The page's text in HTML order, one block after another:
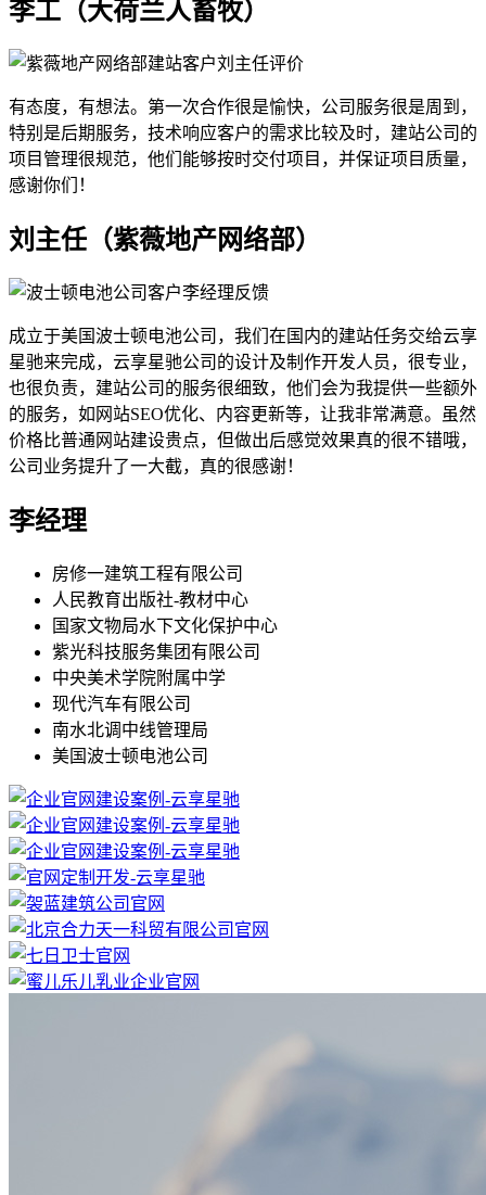
李工（大荷兰人畜牧）
有态度，有想法。第一次合作很是愉快，公司服务很是周到，
特别是后期服务，技术响应客户的需求比较及时，建站公司的
项目管理很规范，他们能够按时交付项目，并保证项目质量，
感谢你们！
刘主任（紫薇地产网络部）
成立于美国波士顿电池公司，我们在国内的建站任务交给云享
星驰来完成，云享星驰公司的设计及制作开发人员，很专业，
也很负责，建站公司的服务很细致，他们会为我提供一些额外
的服务，如网站SEO优化、内容更新等，让我非常满意。虽然
价格比普通网站建设贵点，但做出后感觉效果真的很不错哦，
公司业务提升了一大截，真的很感谢！
李经理
房修一建筑工程有限公司
人民教育出版社-教材中心
国家文物局水下文化保护中心
紫光科技服务集团有限公司
中央美术学院附属中学
现代汽车有限公司
南水北调中线管理局
美国波士顿电池公司